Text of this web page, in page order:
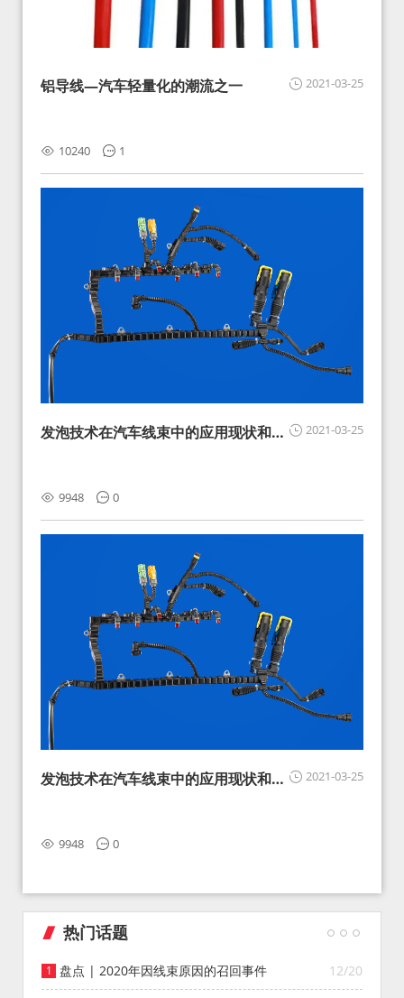
2021-03-25
铝导线—汽车轻量化的潮流之一
10240 1
2021-03-25
发泡技术在汽车线束中的应用现状和展
9948 0
2021-03-25
发泡技术在汽车线束中的应用现状和展
9948 0
热门话题
12/20
盘点 | 2020年因线束原因的召回事件